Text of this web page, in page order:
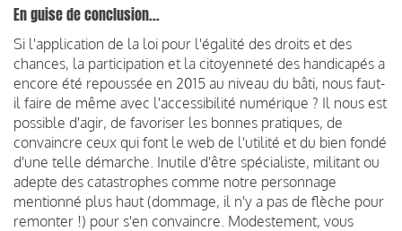
En guise de conclusion...
Si l'application de la loi pour l'égalité des droits et des
chances, la participation et la citoyenneté des handicapés a
encore été repoussée en 2015 au niveau du bâti, nous faut-
il faire de même avec l'accessibilité numérique ? Il nous est
possible d'agir, de favoriser les bonnes pratiques, de
convaincre ceux qui font le web de l'utilité et du bien fondé
d'une telle démarche. Inutile d'être spécialiste, militant ou
adepte des catastrophes comme notre personnage
mentionné plus haut (dommage, il n'y a pas de flèche pour
remonter !) pour s'en convaincre. Modestement, vous